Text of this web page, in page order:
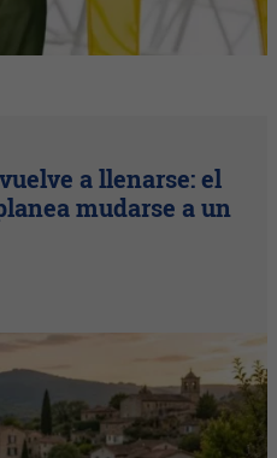
a llenarse: el
mudarse a un